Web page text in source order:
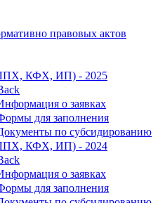
правовых актов
КФХ, ИП) - 2025
о заявках
для заполнения
по субсидированию
КФХ, ИП) - 2024
о заявках
для заполнения